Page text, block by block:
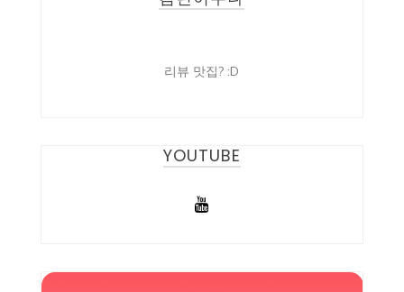
리뷰 맛집? :D
YOUTUBE